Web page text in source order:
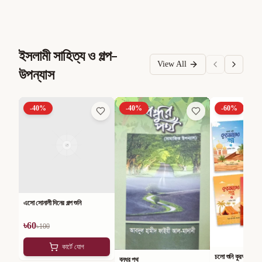
ইসলামী সাহিত্য ও গল্প-
উপন্যাস
View All
-40%
এসো সোনালী দিনের গল্প শুনি
৳60৳100
কার্টে যোগ
-40%
বন্ধুর পথ
-60%
চলো শুনি কুরআনের